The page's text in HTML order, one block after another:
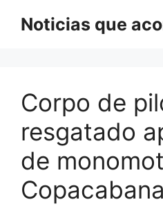
Noticias que
Corpo de
resgatado
de
Copacabana